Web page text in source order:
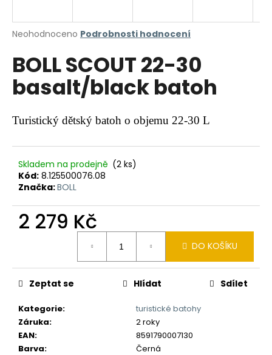
Průměrné
produktu
je
0,0
hvězdiček.
Neohodnoceno Podrobnosti hodnocení
BOLL SCOUT 22-30
basalt/black batoh
Turistický dětský batoh o objemu 22-30 L
Skladem na prodejně (2 ks)
Kód: 8.125500076.08
Značka:BOLL
2 279 Kč
DO KOŠÍKU
Kategorie:
turistické batohy
Záruka:
2 roky
EAN:
8591790007130
Barva:
Černá
Zeptat se Hlídat Sdílet
j
t
?
D
o
p
o
č
u
e
m
e